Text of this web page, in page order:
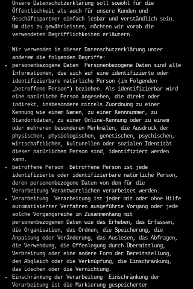
Unsere Datenschutzerklärung soll sowohl für die
Öffentlichkeit als auch für unsere Kunden und
Geschäftspartner einfach lesbar und verständlich sein.
Um dies zu gewährleisten, möchten wir vorab die
verwendeten Begrifflichkeiten erläutern.
Wir verwenden in dieser Datenschutzerklärung unter
anderem die folgenden Begriffe:
personenbezogene Daten Personenbezogene Daten sind alle
Informationen, die sich auf eine identifizierte oder
identifizierbare natürliche Person (im Folgenden
„betroffene Person“) beziehen. Als identifizierbar wird
eine natürliche Person angesehen, die direkt oder
indirekt, insbesondere mittels Zuordnung zu einer
Kennung wie einem Namen, zu einer Kennnummer, zu
Standortdaten, zu einer Online-Kennung oder zu einem
oder mehreren besonderen Merkmalen, die Ausdruck der
physischen, physiologischen, genetischen, psychischen,
wirtschaftlichen, kulturellen oder sozialen Identität
dieser natürlichen Person sind, identifiziert werden
kann.
betroffene Person Betroffene Person ist jede
identifizierte oder identifizierbare natürliche Person,
deren personenbezogene Daten von dem für die
Verarbeitung Verantwortlichen verarbeitet werden.
Verarbeitung Verarbeitung ist jeder mit oder ohne Hilfe
automatisierter Verfahren ausgeführte Vorgang oder jede
solche Vorgangsreihe im Zusammenhang mit
personenbezogenen Daten wie das Erheben, das Erfassen,
die Organisation, das Ordnen, die Speicherung, die
Anpassung oder Veränderung, das Auslesen, das Abfragen,
die Verwendung, die Offenlegung durch Übermittlung,
Verbreitung oder eine andere Form der Bereitstellung,
den Abgleich oder die Verknüpfung, die Einschränkung,
das Löschen oder die Vernichtung.
Einschränkung der Verarbeitung Einschränkung der
Verarbeitung ist die Markierung gespeicherter